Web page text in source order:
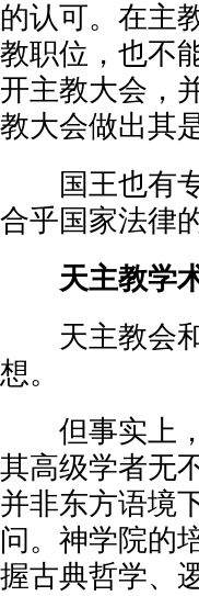
的认可。在主
教职位，也不
开主教大会，
教大会做出其
国王也有专
合乎国家法律
天主教学
天主教会和
想。
但事实上，
其高级学者无
并非东方语境
问。神学院的
握古典哲学、